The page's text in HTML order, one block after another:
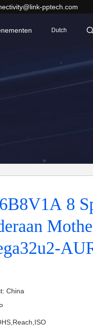
pptech.com
Dutch
8
China